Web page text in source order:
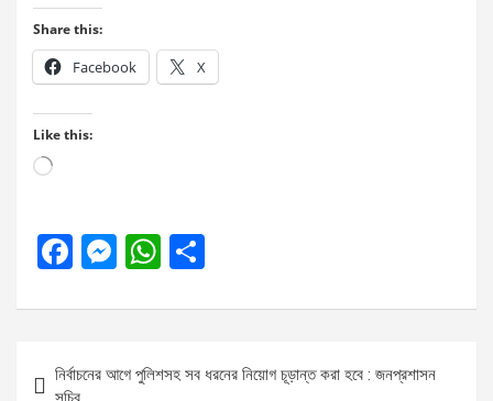
Share this:
Facebook X
Like this:
Loading…
F
ce
b
o
M
se
g
W
at
A
ar
Postনির্বাচনের আগে পুলিশসহ সব ধরনের নিয়োগ চূড়ান্ত করা হবে : জনপ্রশাসন